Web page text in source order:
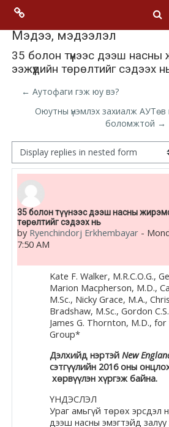
Menu 2
Moodle
community
Moodle
free support
Moodle
development
Moodle
Docs
Moodle.com
жишээ 2
community
Мэдээ, мэдээлэл
35 болон түүнээс дээш
ээжүүдийн төрөлтийг сэдээх
← Аутофаги гэж юу вэ?
Оюутны үнэмлэх захиалж АУТөв
боломжтой →
Display mode
35 болон түүнээс дээш насны
төрөлтийг сэдээх нь
by Ryenchindorj Erkhembayar -
7:50 AM
Number of replies: 0
Kate F. Walker, M.R.C.O.G.,
Marion Macpherson, M.D.,
M.Sc., Nicky Grace, M.A.,
Bradshaw, M.Sc., Gordon
James G. Thornton, M.D.,
Group*
Дэлхийд нэртэй New
сэтгүүлийн 2016 оны
хөрвүүлэн хүргэж байна.
ҮНДЭСЛЭЛ
Ураг амьгүй төрөх эрсдэл
дээш насны эмэгтэйд